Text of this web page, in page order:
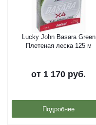
Lucky John Basara Green
Плетеная леска 125 м
от 1 170 руб.
Подробнее